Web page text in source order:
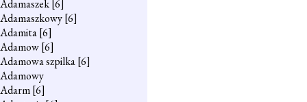
Adamaszek[6]
Adamaszkowy[6]
Adamita[6]
Adamow[6]
Adamowa szpilka[6]
Adamowy
Adarm[6]